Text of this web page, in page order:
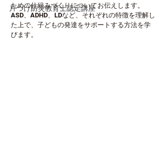
片づけ防災教育士認定講座
ための仕組みづくりについてお伝えします。
ASD、ADHD、LDなど、それぞれの特徴を理解し
た上で、子どもの発達をサポートする方法を学
びます。